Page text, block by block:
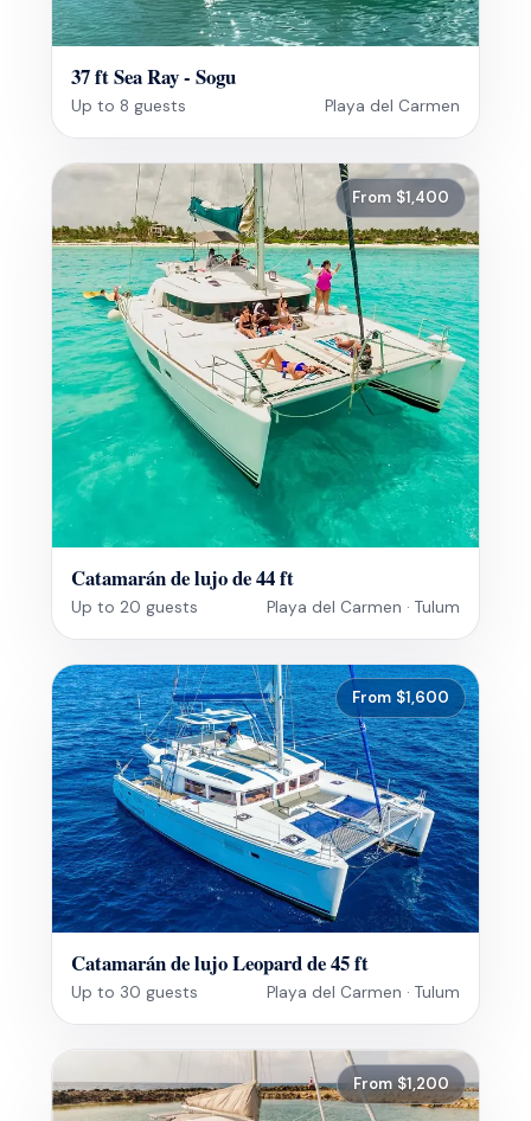
37 ft Sea Ray - Sogu
Up to 8 guests Playa del Carmen
From $1,400
Catamarán de lujo de 44 ft
Up to 20 guests Playa del Carmen · Tulum
From $1,600
Catamarán de lujo Leopard de 45 ft
Up to 30 guests Playa del Carmen · Tulum
From $1,200